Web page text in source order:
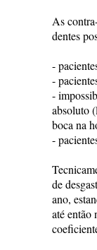
As
dentes
-
-
-
absoluto
boca na
-
de
ano,
até então